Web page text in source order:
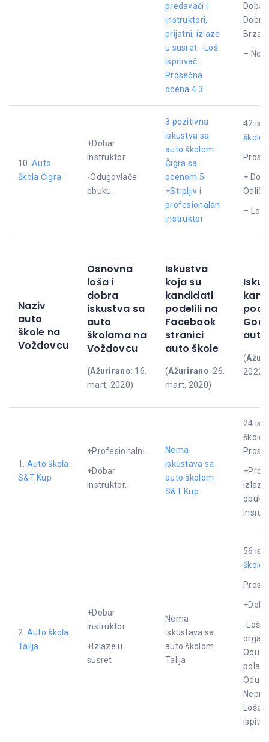
predavači i
instruktori,
prijatni, izlaze
u susret. -Loš
ispitivač.
Prosečna
ocena 4.3
Brza
–
10.Auto
škola Čigra
+Dobar
instruktor.
-Odugovlače
obuku.
3 pozitivna
iskustva sa
auto školom
Čigra sa
ocenom 5.
+Strpljiv i
profesionalan
instruktor
42
+
–
Naziv
auto
škole na
Voždovcu
Osnovna
loša i
dobra
iskustva sa
auto
školama na
Voždovcu
(Ažurirano: 16.
mart, 2020)
Iskustva
koja su
kandidati
podelili na
Facebook
stranici
auto škole
(Ažurirano: 26.
mart, 2020)
(
2022)
1. Auto škola
S&T Kup
+Profesionalni.
+Dobar
instruktor.
Nema
iskustava sa
auto školom
S&T Kup
24
izlaze
2. Auto škola
Talija
+Dobar
instruktor
+Izlaze u
susret
Nema
iskustava sa
auto školom
Talija
56
-Loš
Loša